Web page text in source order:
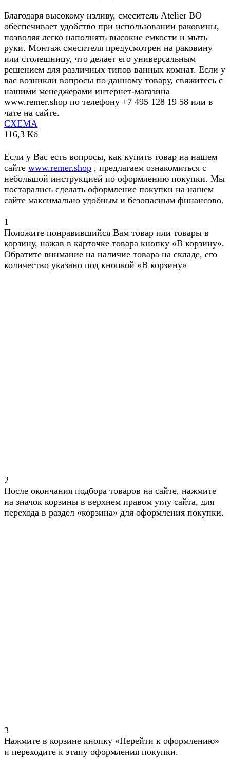
Благодаря высокому изливу, смеситель Atelier BO
обеспечивает удобство при использовании раковины,
позволяя легко наполнять высокие емкости и мыть
руки. Монтаж смесителя предусмотрен на раковину
или столешницу, что делает его универсальным
решением для различных типов ванных комнат. Если у
вас возникли вопросы по данному товару, свяжитесь с
нашими менеджерами интернет-магазина
www.remer.shop по телефону +7 495 128 19 58 или в
чате на сайте.
СХЕМА
116,3 Кб
Если у Вас есть вопросы, как купить товар на нашем
сайте www.remer.shop , предлагаем ознакомиться с
небольшой инструкцией по оформлению покупки. Мы
постарались сделать оформление покупки на нашем
сайте максимально удобным и безопасным финансово.
1
Положите понравившийся Вам товар или товары в
корзину, нажав в карточке товара кнопку «В корзину».
Обратите внимание на наличие товара на складе, его
количество указано под кнопкой «В корзину»
2
После окончания подбора товаров на сайте, нажмите
на значок корзины в верхнем правом углу сайта, для
перехода в раздел «корзина» для оформления покупки.
3
Нажмите в корзине кнопку «Перейти к оформлению»
и переходите к этапу оформления покупки.